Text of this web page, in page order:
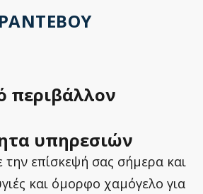
ΡΑΝΤΕΒΟΎ
περιβάλλον
υπηρεσιών
την επίσκεψή σας σήμερα και
και όμορφο χαμόγελο για